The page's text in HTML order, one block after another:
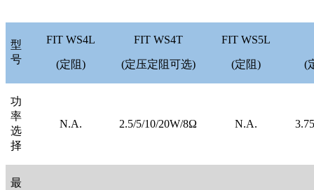
型
号
FIT WS4L
(定阻)
FIT WS4T
(定压定阻可选)
FIT WS5L
(定阻) (
功
率
选
择
N.A. 2.5/5/10/20W/8Ω N.A.
最